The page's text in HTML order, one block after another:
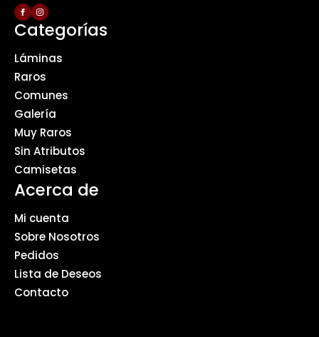
Categorías
Láminas
Raros
Comunes
Galería
Muy Raros
Sin Atributos
Camisetas
Acerca de
Mi cuenta
Sobre Nosotros
Pedidos
Lista de Deseos
Contacto